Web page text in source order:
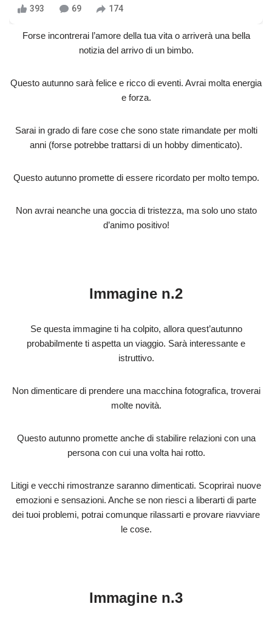
393 69 174
Forse incontrerai l’amore della tua vita o arriverà una bella
notizia del arrivo di un bimbo.
Questo autunno sarà felice e ricco di eventi. Avrai molta energia
e forza.
Sarai in grado di fare cose che sono state rimandate per molti
anni (forse potrebbe trattarsi di un hobby dimenticato).
Questo autunno promette di essere ricordato per molto tempo.
Non avrai neanche una goccia di tristezza, ma solo uno stato
d’animo positivo!
Immagine n.2
Se questa immagine ti ha colpito, allora quest’autunno
probabilmente ti aspetta un viaggio. Sarà interessante e
istruttivo.
Non dimenticare di prendere una macchina fotografica, troverai
molte novità.
Questo autunno promette anche di stabilire relazioni con una
persona con cui una volta hai rotto.
Litigi e vecchi rimostranze saranno dimenticati. Scopriraì nuove
emozioni e sensazioni. Anche se non riesci a liberarti di parte
dei tuoi problemi, potrai comunque rilassarti e provare riavviare
le cose.
Immagine n.3